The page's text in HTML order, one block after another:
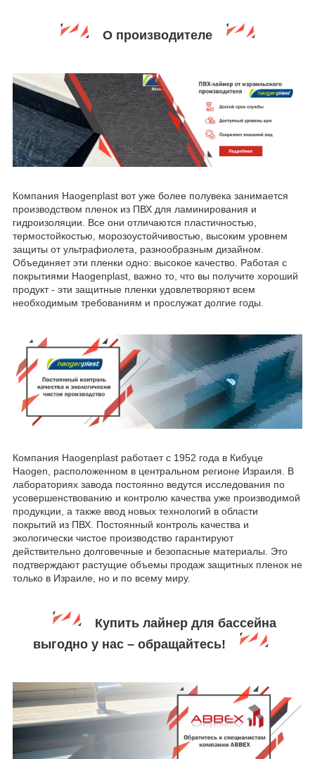
О производителе
Компания Haogenplast вот уже более полувека занимается
производством пленок из ПВХ для ламинирования и
гидроизоляции. Все они отличаются пластичностью,
термостойкостью, морозоустойчивостью, высоким уровнем
защиты от ультрафиолета, разнообразным дизайном.
Объединяет эти пленки одно: высокое качество. Работая с
покрытиями Haogenplast, важно то, что вы получите хороший
продукт - эти защитные пленки удовлетворяют всем
необходимым требованиям и прослужат долгие годы.
Компания Haogenplast работает с 1952 года в Кибуце
Haogen, расположенном в центральном регионе Израиля. В
лабораториях завода постоянно ведутся исследования по
усовершенствованию и контролю качества уже производимой
продукции, а также ввод новых технологий в области
покрытий из ПВХ. Постоянный контроль качества и
экологически чистое производство гарантируют
действительно долговечные и безопасные материалы. Это
подтверждают растущие объемы продаж защитных пленок не
только в Израиле, но и по всему миру.
Купить лайнер для бассейна
выгодно у нас – обращайтесь!